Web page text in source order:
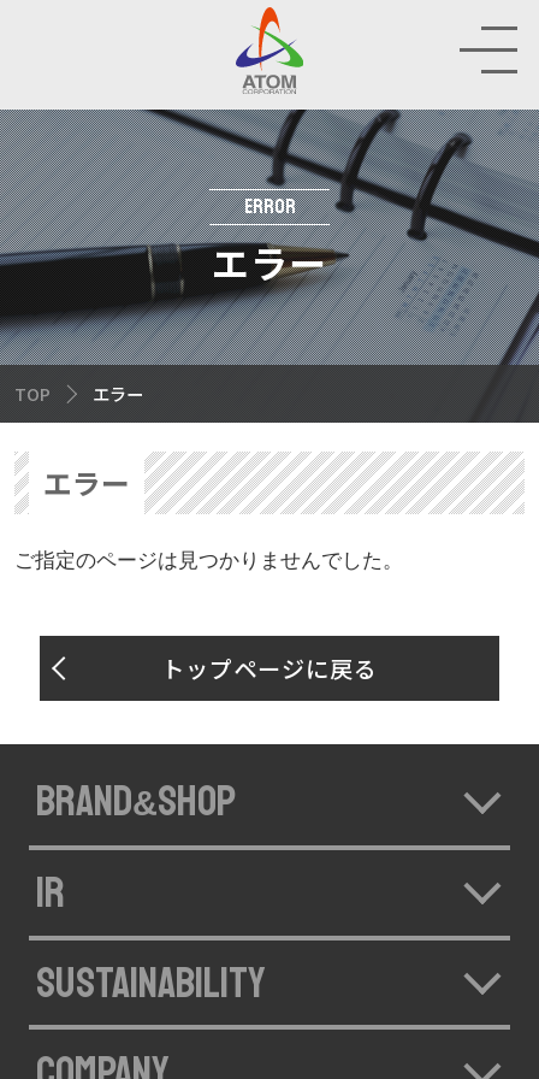
ERROR
エラー
TOP エラー
エラー
ご指定のページは見つかりませんでした。
トップページに戻る
BRAND&SHOP
IR
SUSTAINABILITY